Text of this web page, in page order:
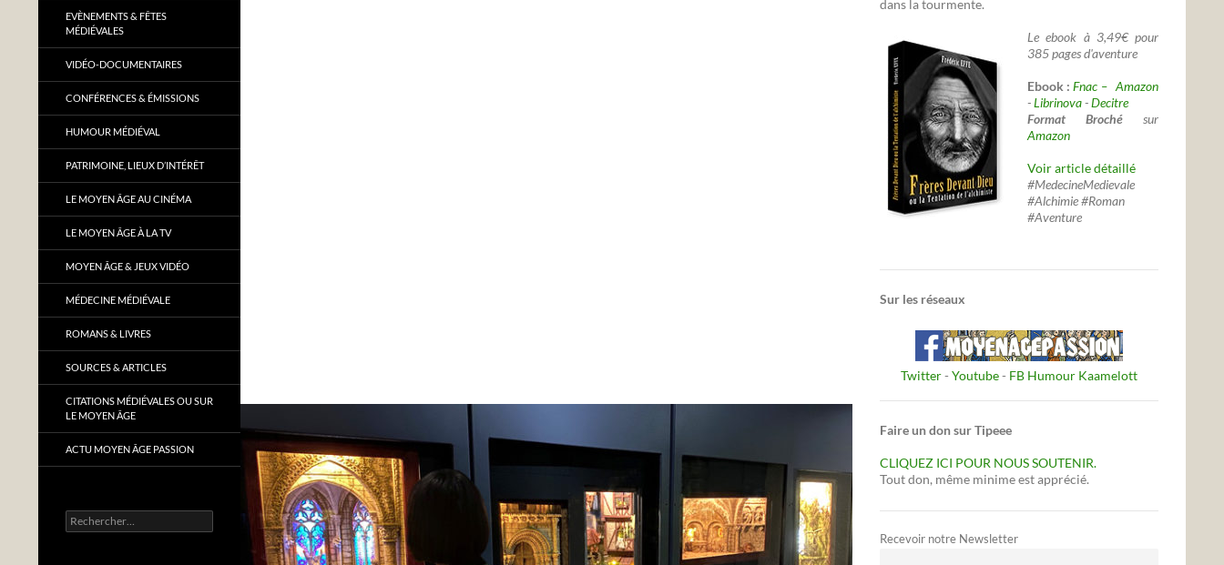
dans la tourmente.
Le ebook à 3,49€ pour
385 pages d'aventure
Ebook :Fnac – Amazon
-Librinova-Decitre
Format Broché sur
Amazon
Voir article détaillé
#MedecineMedievale
#Alchimie #Roman
#Aventure
Sur les réseaux
Twitter- Youtube- FB Humour Kaamelott
Faire un don sur Tipeee
CLIQUEZ ICI POUR NOUS SOUTENIR.
Tout don, même minime est apprécié.
Recevoir notre Newsletter
EVÈNEMENTS & FÊTES
MÉDIÉVALES
VIDÉO-DOCUMENTAIRES
CONFÉRENCES & ÉMISSIONS
HUMOUR MÉDIÉVAL
PATRIMOINE, LIEUX D’INTÉRÊT
LE MOYEN ÂGE AU CINÉMA
LE MOYEN ÂGE À LA TV
MOYEN ÂGE & JEUX VIDÉO
MÉDECINE MÉDIÉVALE
ROMANS & LIVRES
SOURCES & ARTICLES
CITATIONS MÉDIÉVALES OU SUR
LE MOYEN ÂGE
ACTU MOYEN ÂGE PASSION
Rechercher :